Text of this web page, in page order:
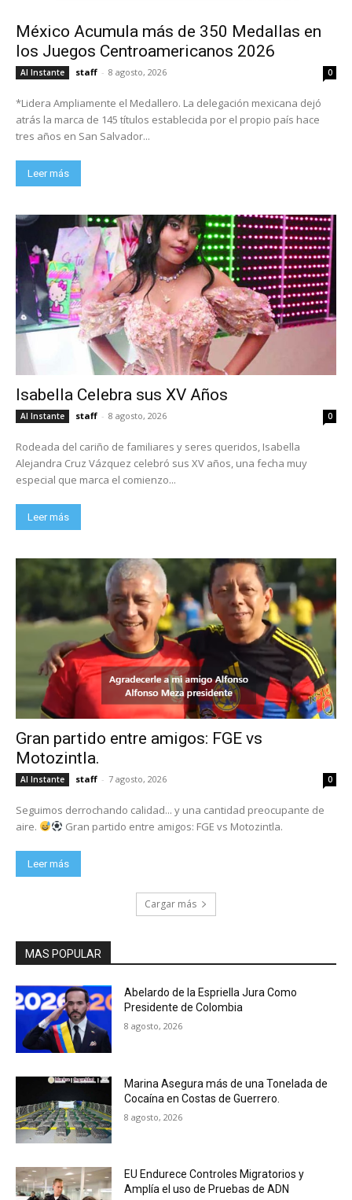
México Acumula más de 350 Medallas en
los Juegos Centroamericanos 2026
Al Instante staff - 8 agosto, 2026 0
*Lidera Ampliamente el Medallero. La delegación mexicana dejó
atrás la marca de 145 títulos establecida por el propio país hace
tres años en San Salvador...
Leer más
Isabella Celebra sus XV Años
Al Instante staff - 8 agosto, 2026 0
Rodeada del cariño de familiares y seres queridos, Isabella
Alejandra Cruz Vázquez celebró sus XV años, una fecha muy
especial que marca el comienzo...
Leer más
Gran partido entre amigos: FGE vs
Motozintla.
Al Instante staff - 7 agosto, 2026 0
Seguimos derrochando calidad... y una cantidad preocupante de
aire.
Gran partido entre amigos: FGE vs Motozintla.
Leer más
Cargar más
MAS POPULAR
Abelardo de la Espriella Jura Como
Presidente de Colombia
8 agosto, 2026
Marina Asegura más de una Tonelada de
Cocaína en Costas de Guerrero.
8 agosto, 2026
EU Endurece Controles Migratorios y
Amplía el uso de Pruebas de ADN